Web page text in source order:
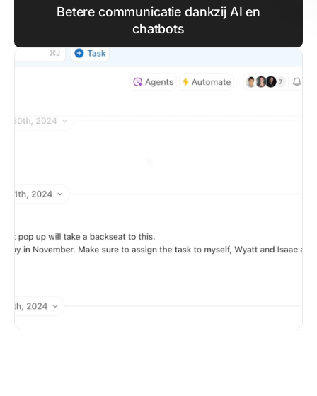
Betere communicatie dankzij AI en
chatbots